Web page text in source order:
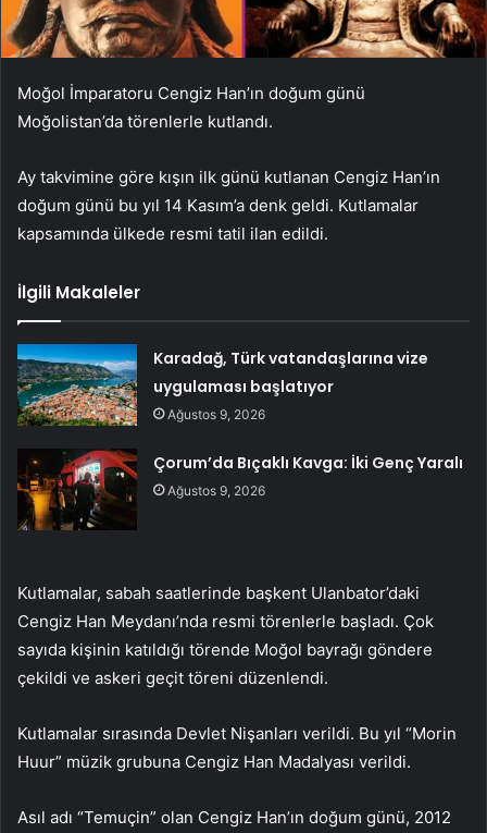
Moğol İmparatoru Cengiz Han’ın doğum günü
Moğolistan’da törenlerle kutlandı.
Ay takvimine göre kışın ilk günü kutlanan Cengiz Han’ın
doğum günü bu yıl 14 Kasım’a denk geldi. Kutlamalar
kapsamında ülkede resmi tatil ilan edildi.
İlgili Makaleler
Karadağ, Türk vatandaşlarına vize
uygulaması başlatıyor
Ağustos 9, 2026
Çorum’da Bıçaklı Kavga: İki Genç Yaralı
Ağustos 9, 2026
Kutlamalar, sabah saatlerinde başkent Ulanbator’daki
Cengiz Han Meydanı’nda resmi törenlerle başladı. Çok
sayıda kişinin katıldığı törende Moğol bayrağı göndere
çekildi ve askeri geçit töreni düzenlendi.
Kutlamalar sırasında Devlet Nişanları verildi. Bu yıl “Morin
Huur” müzik grubuna Cengiz Han Madalyası verildi.
Asıl adı “Temuçin” olan Cengiz Han’ın doğum günü, 2012